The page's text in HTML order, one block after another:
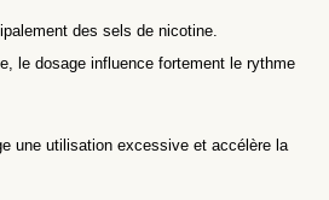
des sels de nicotine.
le dosage influence fortement le rythme
une utilisation excessive et accélère la